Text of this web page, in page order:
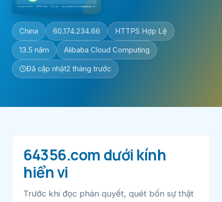
China 60.174.234.66 HTTPS Hợp Lệ
13.5 năm Alibaba Cloud Computing
Đã cập nhật2 tháng trước
64356.com dưới kính
hiển vi
Trước khi đọc phán quyết, quét bốn sự thật